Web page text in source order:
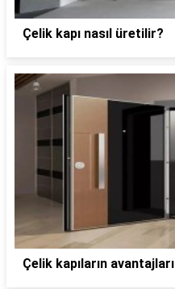
Çelik kapı nasıl üretilir?
Çelik kapıların